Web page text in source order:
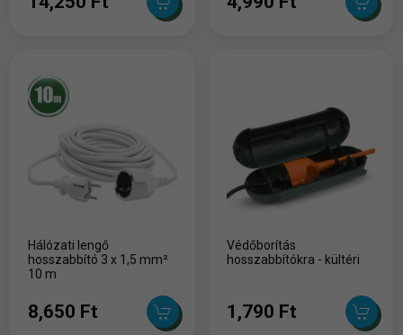
Hálózati lengő
hosszabbító 3 x 1,5 mm²
10 m
8,650 Ft
Védőborítás
hosszabbítókra - kültéri
1,790 Ft